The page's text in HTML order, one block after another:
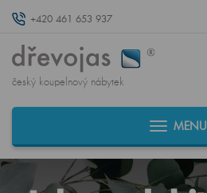
+420 461 653 937
český koupelnový nábytek
MENU